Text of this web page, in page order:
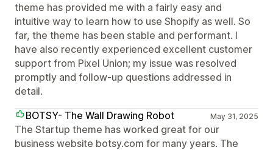
theme has provided me with a fairly easy and
intuitive way to learn how to use Shopify as well. So
far, the theme has been stable and performant. I
have also recently experienced excellent customer
support from Pixel Union; my issue was resolved
promptly and follow-up questions addressed in
detail.
BOTSY- The Wall Drawing Robot
May 31, 2025
The Startup theme has worked great for our
business website botsy.com for many years. The